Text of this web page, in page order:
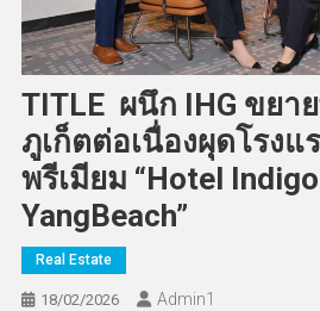
TITLE ผนึก IHG ขยา
ภูเก็ตต่อเนื่องผุดโรง
พรีเมียม “Hotel
YangBeach”
Real Estate
18/02/2026 Admin​1